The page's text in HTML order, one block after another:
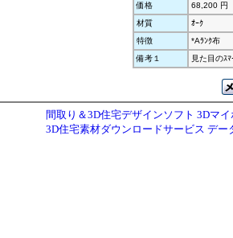
価格
68,200 円
材質
ｵｰｸ
特徴
*Aﾗﾝｸ布
備考１
見た目のｽ
間取り＆3D住宅デザインソフト 3Dマ
3D住宅素材ダウンロードサービス デー